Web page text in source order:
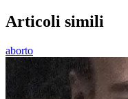
Articoli simili
aborto